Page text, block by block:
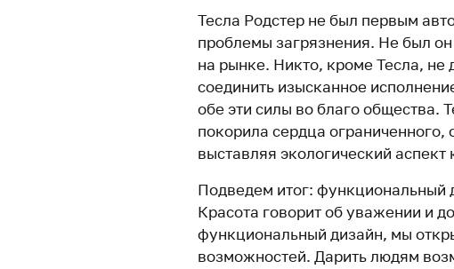
Тесла Родстер не был первым
проблемы загрязнения. Не был
на рынке. Никто, кроме Тесла, не
соединить изысканное
обе эти силы во благо общества.
покорила сердца
выставляя экологический
Подведем итог: функциональный
Красота говорит об уважении и
функциональный дизайн, мы
возможностей. Дарить людям